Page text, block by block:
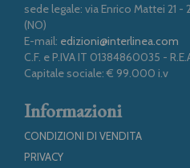
sede legale: via Enrico Mattei 21 -
(NO)
E-mail: edizioni@interlinea.com
C.F. e P.IVA IT 01384860035 -
Capitale sociale: € 99.000 i.v
Informazioni
CONDIZIONI DI VENDITA
PRIVACY